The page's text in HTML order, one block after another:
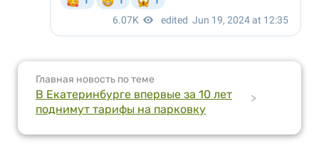
Главная новость по теме
В Екатеринбурге впервые за 10 лет
поднимут тарифы на парковку
>